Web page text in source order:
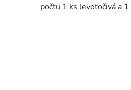
počtu 1 ks levotočivá a 1